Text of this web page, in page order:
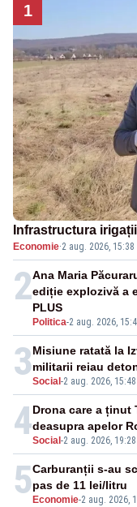
1
Infrastructura
Economie·2 aug. 2026, 15:38
2
Politica-2 aug. 2026,
Ana Maria
ediție explozivă a
PLUS
3Social -2 aug. 2026, 15:48
Misiune ratată la
militarii reiau
4Social -2 aug. 2026, 19:28
Drona care a ținut
deasupra apelor
5 Economie-2 aug. 2026,
Carburanții s-au
pas de 11 lei/litru